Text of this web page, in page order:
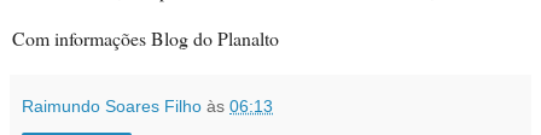
Com informações Blog do Planalto
Raimundo Soares Filho às 06:13